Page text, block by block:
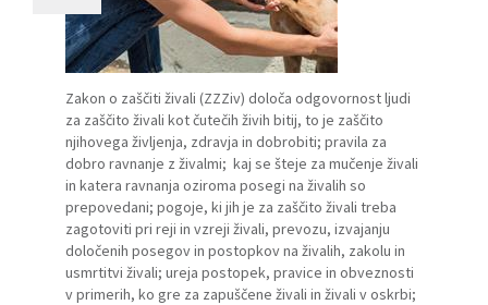
Zakon o zaščiti živali (ZZZiv) določa odgovornost ljudi
za zaščito živali kot čutečih živih bitij, to je zaščito
njihovega življenja, zdravja in dobrobiti; pravila za
dobro ravnanje z živalmi; kaj se šteje za mučenje živali
in katera ravnanja oziroma posegi na živalih so
prepovedani; pogoje, ki jih je za zaščito živali treba
zagotoviti pri reji in vzreji živali, prevozu, izvajanju
določenih posegov in postopkov na živalih, zakolu in
usmrtitvi živali; ureja postopek, pravice in obveznosti
v primerih, ko gre za zapuščene živali in živali v oskrbi;